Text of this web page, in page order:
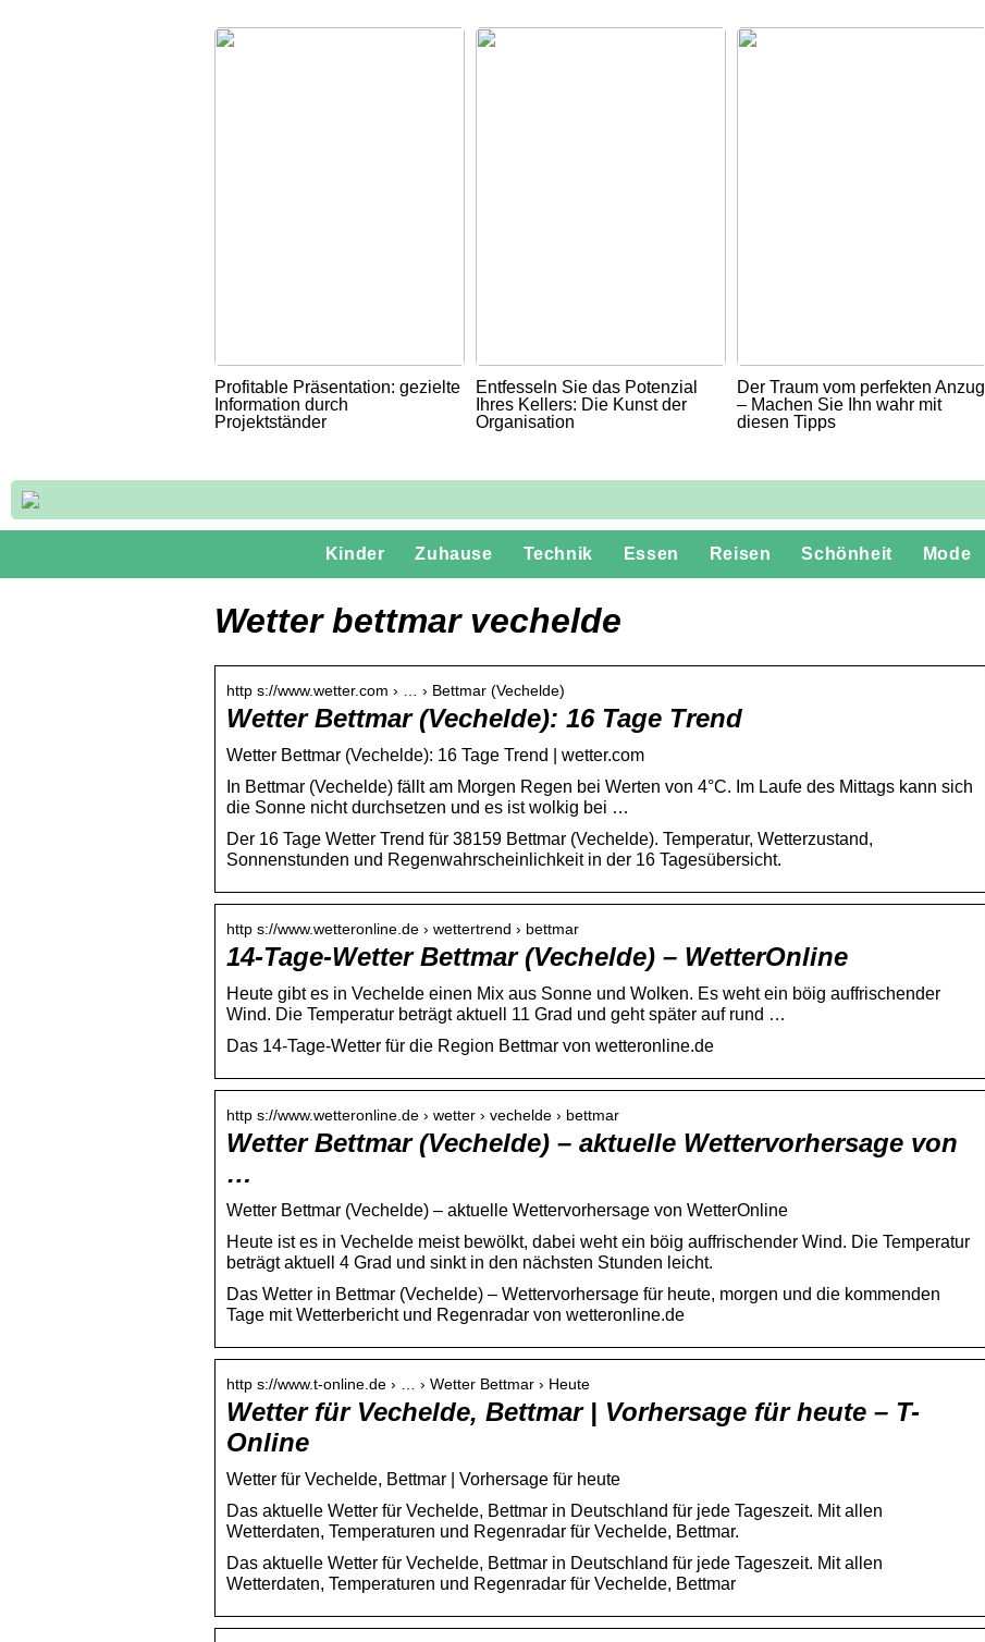
Profitable Präsentation: gezielte
Information durch
Projektständer
Entfesseln Sie das Potenzial
Ihres Kellers: Die Kunst der
Organisation
Der Traum vom perfekten Anzug
– Machen Sie Ihn wahr mit
diesen Tipps
Kinder Zuhause Technik Essen Reisen Schönheit Mode
Wetter bettmar vechelde
http s://www.wetter.com › … › Bettmar (Vechelde)
Wetter Bettmar (Vechelde): 16 Tage Trend
Wetter Bettmar (Vechelde): 16 Tage Trend | wetter.com
In Bettmar (Vechelde) fällt am Morgen Regen bei Werten von 4°C. Im Laufe des Mittags kann sich
die Sonne nicht durchsetzen und es ist wolkig bei …
Der 16 Tage Wetter Trend für 38159 Bettmar (Vechelde). Temperatur, Wetterzustand,
Sonnenstunden und Regenwahrscheinlichkeit in der 16 Tagesübersicht.
http s://www.wetteronline.de › wettertrend › bettmar
14-Tage-Wetter Bettmar (Vechelde) – WetterOnline
Heute gibt es in Vechelde einen Mix aus Sonne und Wolken. Es weht ein böig auffrischender
Wind. Die Temperatur beträgt aktuell 11 Grad und geht später auf rund …
Das 14-Tage-Wetter für die Region Bettmar von wetteronline.de
http s://www.wetteronline.de › wetter › vechelde › bettmar
Wetter Bettmar (Vechelde) – aktuelle Wettervorhersage von
…
Wetter Bettmar (Vechelde) – aktuelle Wettervorhersage von WetterOnline
Heute ist es in Vechelde meist bewölkt, dabei weht ein böig auffrischender Wind. Die Temperatur
beträgt aktuell 4 Grad und sinkt in den nächsten Stunden leicht.
Das Wetter in Bettmar (Vechelde) – Wettervorhersage für heute, morgen und die kommenden
Tage mit Wetterbericht und Regenradar von wetteronline.de
http s://www.t-online.de › … › Wetter Bettmar › Heute
Wetter für Vechelde, Bettmar | Vorhersage für heute – T-
Online
Wetter für Vechelde, Bettmar | Vorhersage für heute
Das aktuelle Wetter für Vechelde, Bettmar in Deutschland für jede Tageszeit. Mit allen
Wetterdaten, Temperaturen und Regenradar für Vechelde, Bettmar.
Das aktuelle Wetter für Vechelde, Bettmar in Deutschland für jede Tageszeit. Mit allen
Wetterdaten, Temperaturen und Regenradar für Vechelde, Bettmar